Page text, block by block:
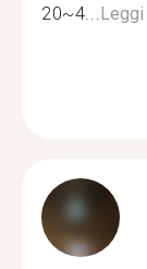
20~4...